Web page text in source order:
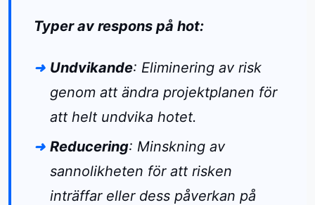
Typer av respons på hot:
Undvikande: Eliminering av risk
genom att ändra projektplanen för
att helt undvika hotet.
Reducering: Minskning av
sannolikheten för att risken
inträffar eller dess påverkan på